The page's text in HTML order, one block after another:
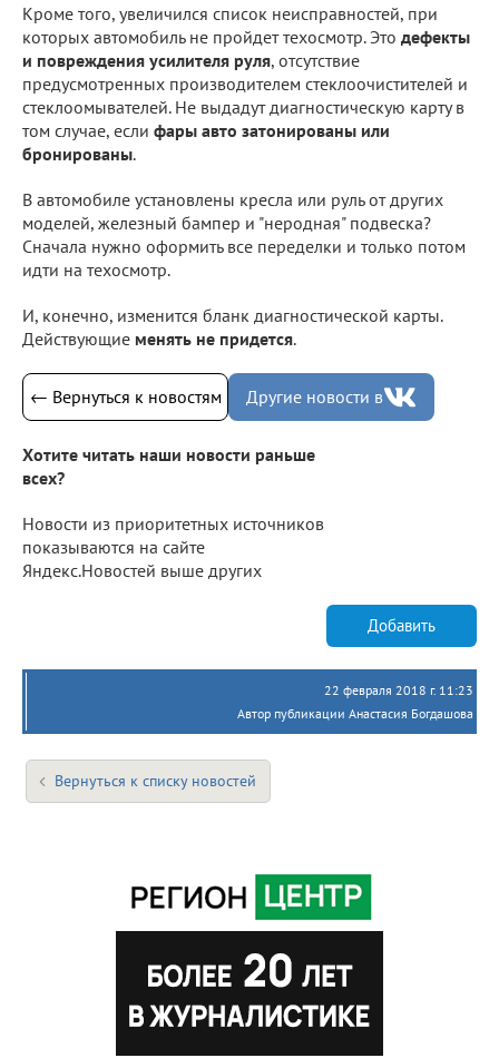
Кроме того, увеличился список неисправностей, при
которых автомобиль не пройдет техосмотр. Это дефекты
и повреждения усилителя руля, отсутствие
предусмотренных производителем стеклоочистителей и
стеклоомывателей. Не выдадут диагностическую карту в
том случае, если фары авто затонированы или
бронированы.
В автомобиле установлены кресла или руль от других
моделей, железный бампер и "неродная" подвеска?
Сначала нужно оформить все переделки и только потом
идти на техосмотр.
И, конечно, изменится бланк диагностической карты.
Действующие менять не придется.
← Вернуться к новостям Другие новости в
Хотите читать наши новости раньше
всех?
Новости из приоритетных источников
показываются на сайте
Яндекс.Новостей выше других
Добавить
22 февраля 2018 г. 11:23
Автор публикации Анастасия Богдашова
Вернуться к списку новостей